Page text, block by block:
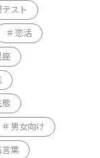
テスト
恋活
座
態
男女向け
言葉